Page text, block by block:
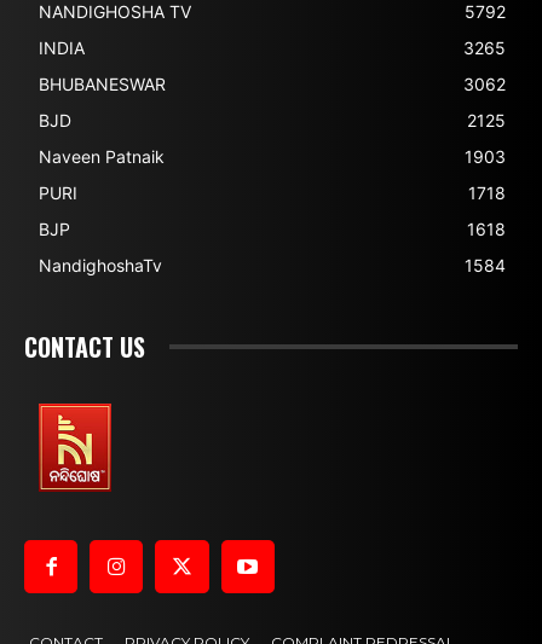
NANDIGHOSHA TV
5792
INDIA
3265
BHUBANESWAR
3062
BJD
2125
Naveen Patnaik
1903
PURI
1718
BJP
1618
NandighoshaTv
1584
CONTACT US